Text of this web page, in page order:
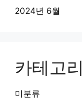
2024년 6월
카테고리
미분류